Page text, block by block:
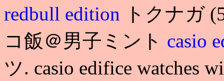
redbull edition
トクナガ
コ飯＠男子ミント casio
ツ. casio edifice watches